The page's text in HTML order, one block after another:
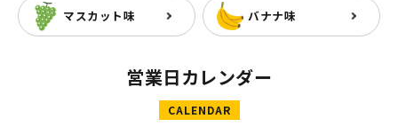
マスカット味 バナナ味
営業日カレンダー
CALENDAR